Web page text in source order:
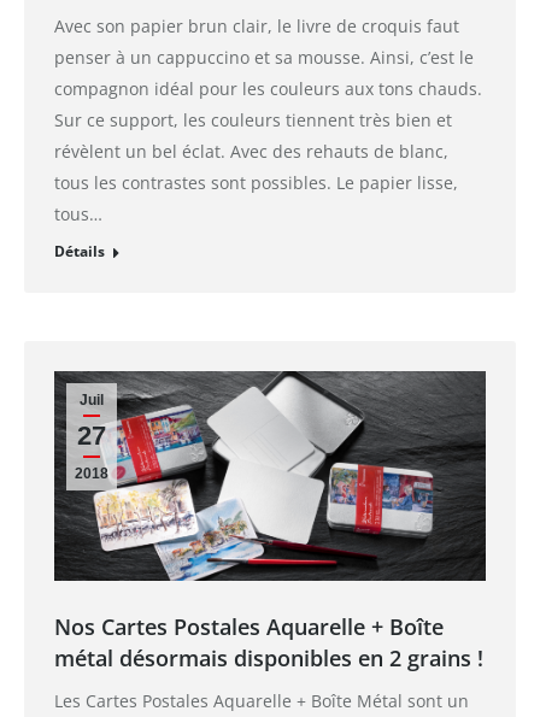
Avec son papier brun clair, le livre de croquis faut
penser à un cappuccino et sa mousse. Ainsi, c’est le
compagnon idéal pour les couleurs aux tons chauds.
Sur ce support, les couleurs tiennent très bien et
révèlent un bel éclat. Avec des rehauts de blanc,
tous les contrastes sont possibles. Le papier lisse,
tous…
Détails
Juil
27
2018
Nos Cartes Postales Aquarelle + Boîte
métal désormais disponibles en 2 grains !
Les Cartes Postales Aquarelle + Boîte Métal sont un